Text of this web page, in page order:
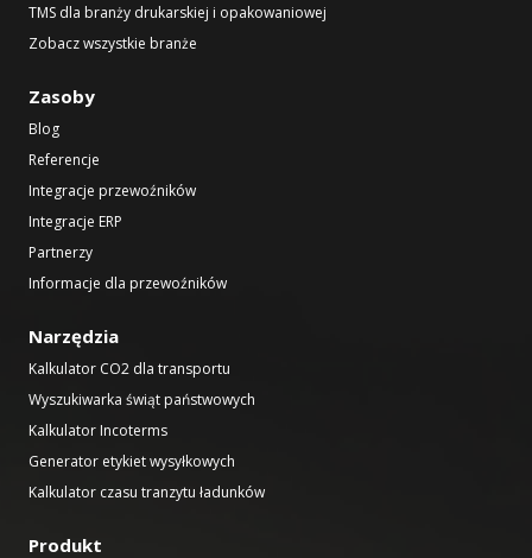
TMS dla branży drukarskiej i opakowaniowej
Zobacz wszystkie branże
Zasoby
Blog
Referencje
Integracje przewoźników
Integracje ERP
Partnerzy
Informacje dla przewoźników
Narzędzia
Kalkulator CO2 dla transportu
Wyszukiwarka świąt państwowych
Kalkulator Incoterms
Generator etykiet wysyłkowych
Kalkulator czasu tranzytu ładunków
Produkt